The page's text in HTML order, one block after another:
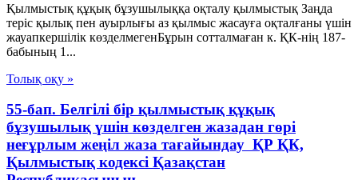
Қылмыстық құқық бұзушылыққа оқталу қылмыстық Заңда
теріс қылық пен ауырлығы аз қылмыс жасауға оқталғаны үшін
жауапкершілік көзделмегенБұрын сотталмаған к. ҚК-нің 187-
бабының 1...
Толық оқу »
55-бап. Белгілі бір қылмыстық құқық
бұзушылық үшін көзделген жазадан гөрі
неғұрлым жеңiл жаза тағайындау ҚР ҚК,
Қылмыстық кодексi Қазақстан